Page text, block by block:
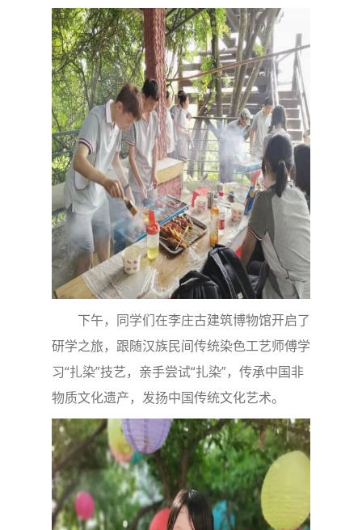
下午，同学们在李庄古建筑博物馆开启了
研学之旅，跟随汉族民间传统染色工艺师傅学
习“扎染”技艺，亲手尝试“扎染”，传承中国非
物质文化遗产，发扬中国传统文化艺术。